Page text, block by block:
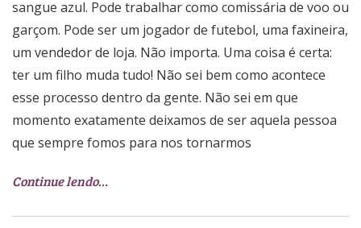
sangue azul. Pode trabalhar como comissária de voo ou
garçom. Pode ser um jogador de futebol, uma faxineira,
um vendedor de loja. Não importa. Uma coisa é certa:
ter um filho muda tudo! Não sei bem como acontece
esse processo dentro da gente. Não sei em que
momento exatamente deixamos de ser aquela pessoa
que sempre fomos para nos tornarmos
Continue lendo…